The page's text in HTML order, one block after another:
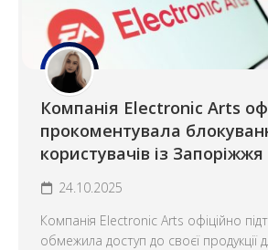
Компанія Electronic Arts
прокоментувала
користувачів із Запоріжжя
24.10.2025
Компанія Electronic Arts офіційно
обмежила доступ до своєї продукції